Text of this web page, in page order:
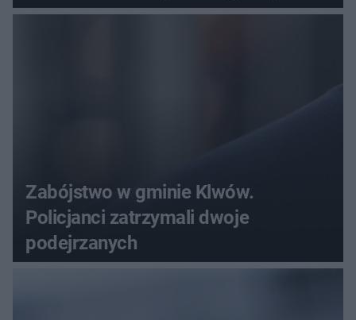
substancji
Zabójstwo w gminie Klwów.
Policjanci zatrzymali dwoje
podejrzanych